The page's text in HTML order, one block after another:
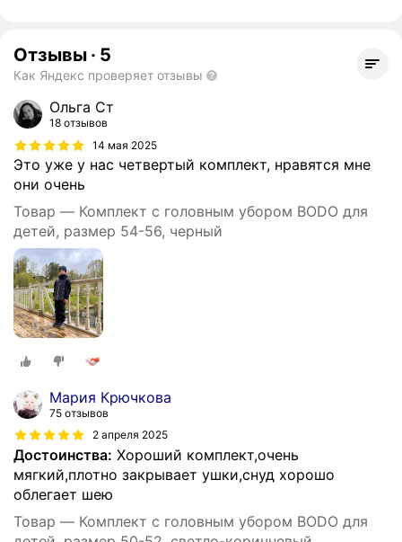
Отзывы · 5
Как Яндекс проверяет отзывы
Ольга Ст
18 отзывов
14 мая 2025
Это уже у нас четвертый комплект, нравятся мне
они очень
Товар — Комплект с головным убором BODO для
детей, размер 54-56, черный
Мария Крючкова
75 отзывов
2 апреля 2025
Достоинства: Хороший комплект,очень
мягкий,плотно закрывает ушки,снуд хорошо
облегает шею
Товар — Комплект с головным убором BODO для